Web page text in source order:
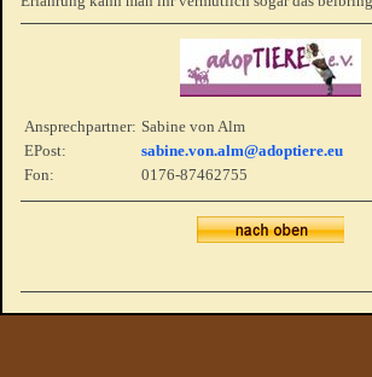
Ansprechpartner: Sabine von Alm
EPost:
sabine.von.alm@adoptiere.eu
Fon:
0176-87462755